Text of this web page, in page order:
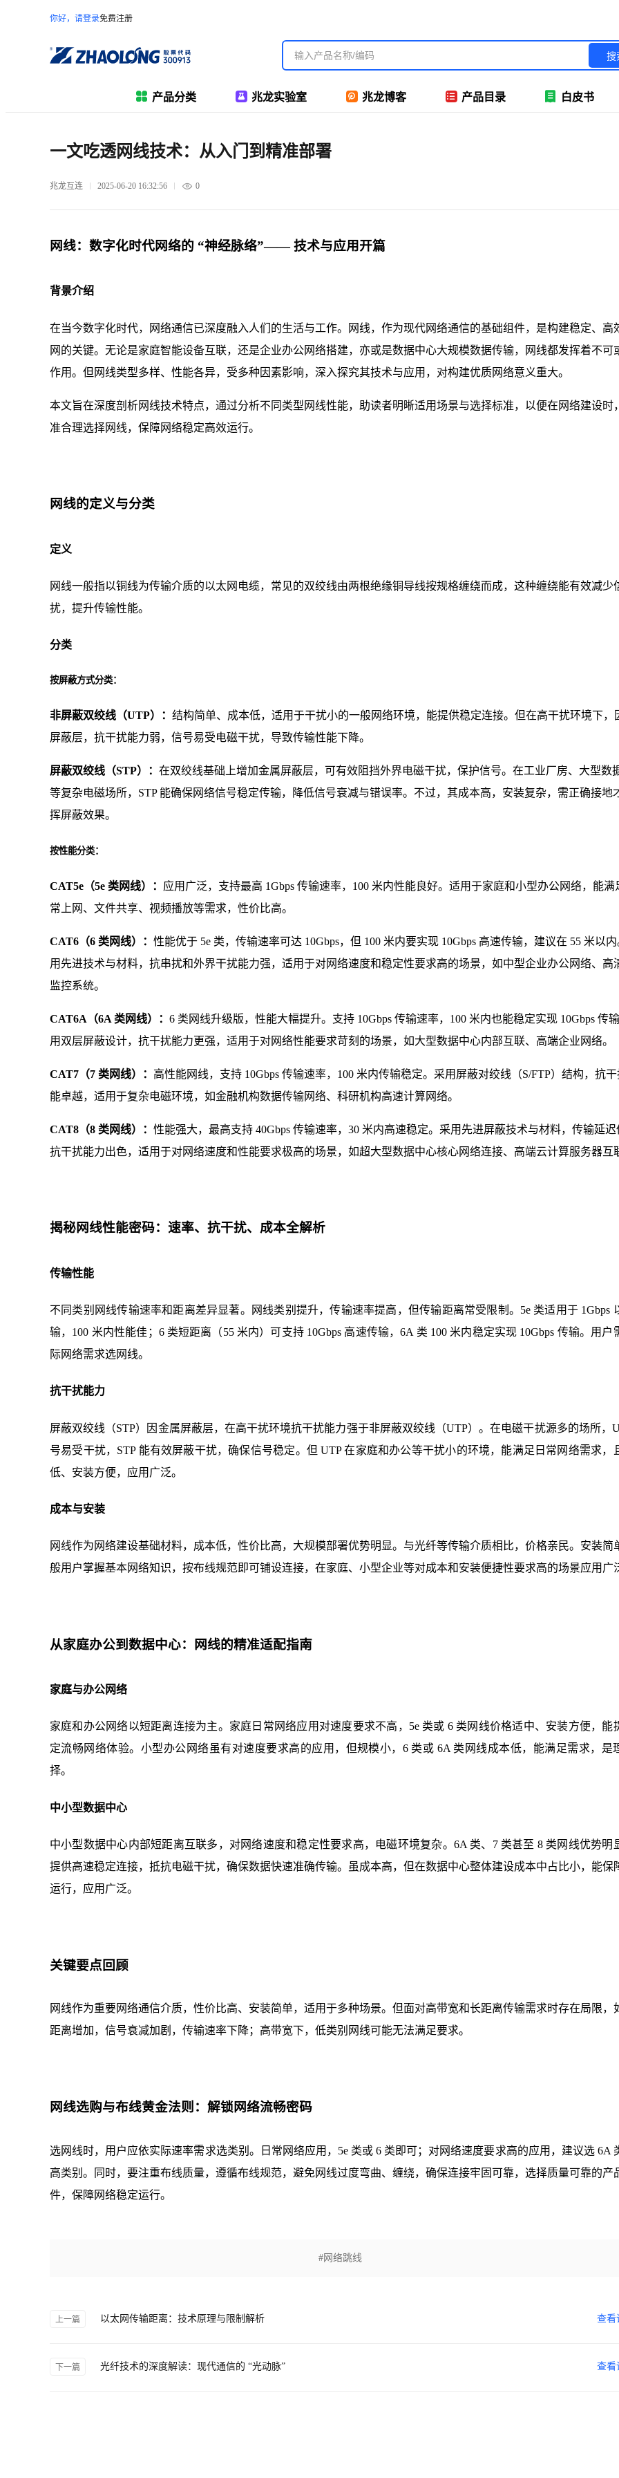
你好，请登录免费注册
搜
产品分类 兆龙实验室 兆龙博客 产品目录 白皮书
一文吃透网线技术：从入门到精准部署
兆龙互连 2025-06-20 16:32:56 0
网线：数字化时代网络的 “神经脉络”—— 技术与应用开篇
背景介绍
在当今数字化时代，网络通信已深度融入人们的生活与工作。网线，作为现代网络通信的基础组件，是构建稳定、高
网的关键。无论是家庭智能设备互联，还是企业办公网络搭建，亦或是数据中心大规模数据传输，网线都发挥着不可
作用。但网线类型多样、性能各异，受多种因素影响，深入探究其技术与应用，对构建优质网络意义重大。
本文旨在深度剖析网线技术特点，通过分析不同类型网线性能，助读者明晰适用场景与选择标准，以便在网络建设时
准合理选择网线，保障网络稳定高效运行。
网线的定义与分类
定义
网线一般指以铜线为传输介质的以太网电缆，常见的双绞线由两根绝缘铜导线按规格缠绕而成，这种缠绕能有效减少
扰，提升传输性能。
分类
按屏蔽方式分类：
非屏蔽双绞线（UTP）： 结构简单、成本低，适用于干扰小的一般网络环境，能提供稳定连接。但在高干扰环境下，
屏蔽层，抗干扰能力弱，信号易受电磁干扰，导致传输性能下降。
屏蔽双绞线（STP）： 在双绞线基础上增加金属屏蔽层，可有效阻挡外界电磁干扰，保护信号。在工业厂房、大型数
等复杂电磁场所，STP 能确保网络信号稳定传输，降低信号衰减与错误率。不过，其成本高，安装复杂，需正确接地
挥屏蔽效果。
按性能分类：
CAT5e（5e 类网线）： 应用广泛，支持最高 1Gbps 传输速率，100 米内性能良好。适用于家庭和小型办公网络，能满
常上网、文件共享、视频播放等需求，性价比高。
CAT6（6 类网线）： 性能优于 5e 类，传输速率可达 10Gbps，但 100 米内要实现 10Gbps 高速传输，建议在 55 米以
用先进技术与材料，抗串扰和外界干扰能力强，适用于对网络速度和稳定性要求高的场景，如中型企业办公网络、高
监控系统。
CAT6A（6A 类网线）： 6 类网线升级版，性能大幅提升。支持 10Gbps 传输速率，100 米内也能稳定实现 10Gbps 传
用双层屏蔽设计，抗干扰能力更强，适用于对网络性能要求苛刻的场景，如大型数据中心内部互联、高端企业网络。
CAT7（7 类网线）： 高性能网线，支持 10Gbps 传输速率，100 米内传输稳定。采用屏蔽对绞线（S/FTP）结构，抗干
能卓越，适用于复杂电磁环境，如金融机构数据传输网络、科研机构高速计算网络。
CAT8（8 类网线）： 性能强大，最高支持 40Gbps 传输速率，30 米内高速稳定。采用先进屏蔽技术与材料，传输延迟
抗干扰能力出色，适用于对网络速度和性能要求极高的场景，如超大型数据中心核心网络连接、高端云计算服务器互
揭秘网线性能密码：速率、抗干扰、成本全解析
传输性能
不同类别网线传输速率和距离差异显著。网线类别提升，传输速率提高，但传输距离常受限制。5e 类适用于 1Gbps
输，100 米内性能佳；6 类短距离（55 米内）可支持 10Gbps 高速传输，6A 类 100 米内稳定实现 10Gbps 传输。用户
际网络需求选网线。
抗干扰能力
屏蔽双绞线（STP）因金属屏蔽层，在高干扰环境抗干扰能力强于非屏蔽双绞线（UTP）。在电磁干扰源多的场所，
号易受干扰，STP 能有效屏蔽干扰，确保信号稳定。但 UTP 在家庭和办公等干扰小的环境，能满足日常网络需求，
低、安装方便，应用广泛。
成本与安装
网线作为网络建设基础材料，成本低，性价比高，大规模部署优势明显。与光纤等传输介质相比，价格亲民。安装简
般用户掌握基本网络知识，按布线规范即可铺设连接，在家庭、小型企业等对成本和安装便捷性要求高的场景应用广
从家庭办公到数据中心：网线的精准适配指南
家庭与办公网络
家庭和办公网络以短距离连接为主。家庭日常网络应用对速度要求不高，5e 类或 6 类网线价格适中、安装方便，能
定流畅网络体验。小型办公网络虽有对速度要求高的应用，但规模小，6 类或 6A 类网线成本低，能满足需求，是
择。
中小型数据中心
中小型数据中心内部短距离互联多，对网络速度和稳定性要求高，电磁环境复杂。6A 类、7 类甚至 8 类网线优势明
提供高速稳定连接，抵抗电磁干扰，确保数据快速准确传输。虽成本高，但在数据中心整体建设成本中占比小，能保
运行，应用广泛。
关键要点回顾
网线作为重要网络通信介质，性价比高、安装简单，适用于多种场景。但面对高带宽和长距离传输需求时存在局限，
距离增加，信号衰减加剧，传输速率下降；高带宽下，低类别网线可能无法满足要求。
网线选购与布线黄金法则：解锁网络流畅密码
选网线时，用户应依实际速率需求选类别。日常网络应用，5e 类或 6 类即可；对网络速度要求高的应用，建议选 6A
高类别。同时，要注重布线质量，遵循布线规范，避免网线过度弯曲、缠绕，确保连接牢固可靠，选择质量可靠的产
件，保障网络稳定运行。
#网络跳线
上一篇 以太网传输距离：技术原理与限制解析 查看
下一篇 光纤技术的深度解读：现代通信的 “光动脉” 查看